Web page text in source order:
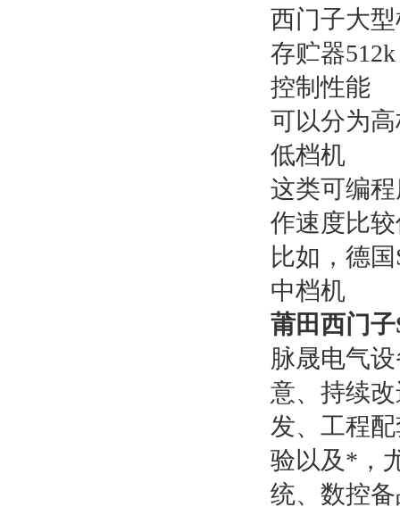
西门子大型
存贮器
控制性能
可以分为
低档机
这类可编
作速度比
比如，德
中档机
莆田西门子
脉晟电气
意、持续
发、工程
验以及*，
统、数控